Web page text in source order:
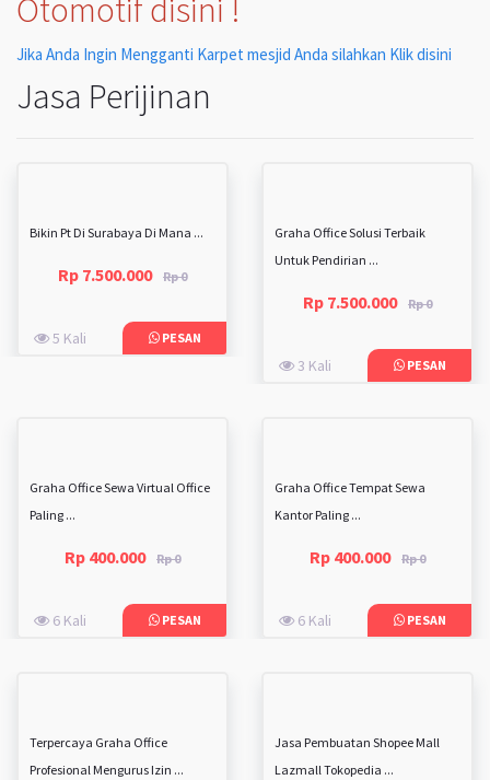
Otomotif disini !
Jika Anda Ingin Mengganti Karpet mesjid Anda silahkan Klik disini
Jasa Perijinan
Bikin Pt Di Surabaya Di Mana ...
Rp 7.500.000 Rp 0
5 Kali PESAN
Graha Office Solusi Terbaik
Untuk Pendirian ...
Rp 7.500.000 Rp 0
3 Kali PESAN
Graha Office Sewa Virtual Office
Paling ...
Rp 400.000 Rp 0
6 Kali PESAN
Graha Office Tempat Sewa
Kantor Paling ...
Rp 400.000 Rp 0
6 Kali PESAN
Terpercaya Graha Office
Profesional Mengurus Izin ...
Jasa Pembuatan Shopee Mall
Lazmall Tokopedia ...